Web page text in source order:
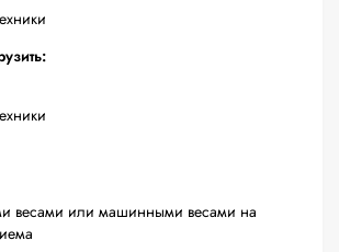
весами или машинными весами на